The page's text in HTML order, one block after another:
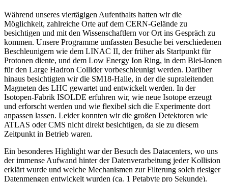
Während unseres viertägigen Aufenthalts hatten wir die
Möglichkeit, zahlreiche Orte auf dem CERN-Gelände zu
besichtigen und mit den Wissenschaftlern vor Ort ins Gespräch zu
kommen. Unsere Programme umfassten Besuche bei verschiedenen
Beschleunigern wie dem LINAC II, der früher als Startpunkt für
Protonen diente, und dem Low Energy Ion Ring, in dem Blei-Ionen
für den Large Hadron Collider vorbeschleunigt werden. Darüber
hinaus besichtigten wir die SM18-Halle, in der die supraleitenden
Magneten des LHC gewartet und entwickelt werden. In der
Isotopen-Fabrik ISOLDE erfuhren wir, wie neue Isotope erzeugt
und erforscht werden und wie flexibel sich die Experimente dort
anpassen lassen. Leider konnten wir die großen Detektoren wie
ATLAS oder CMS nicht direkt besichtigen, da sie zu diesem
Zeitpunkt in Betrieb waren.
Ein besonderes Highlight war der Besuch des Datacenters, wo uns
der immense Aufwand hinter der Datenverarbeitung jeder Kollision
erklärt wurde und welche Mechanismen zur Filterung solch riesiger
Datenmengen entwickelt wurden (ca. 1 Petabyte pro Sekunde).